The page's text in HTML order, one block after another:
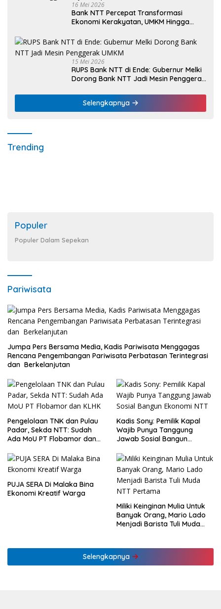
16 Mei 2026
Bank NTT Percepat Transformasi
Ekonomi Kerakyatan, UMKM Hingga
15 Mei 2026
RUPS Bank NTT di Ende: Gubernur Melki
Dorong Bank NTT Jadi Mesin Penggerak
Selengkapnya
Trending
Populer
Populer Dalam Sepekan
Pariwisata
Jumpa Pers Bersama Media, Kadis Pariwisata Menggagas
Rencana Pengembangan Pariwisata Perbatasan Terintegrasi
dan Berkelanjutan
Pengelolaan TNK dan Pulau
Padar, Sekda NTT: Sudah
Ada MoU PT Flobamor dan
Kadis Sony: Pemilik Kapal
Wajib Punya Tanggung
Jawab Sosial Bangun
PUJA SERA Di Malaka Bina
Ekonomi Kreatif Warga
Miliki Keinginan Mulia Untuk
Banyak Orang, Mario Lado
Menjadi Barista Tuli Muda
Selengkapnya